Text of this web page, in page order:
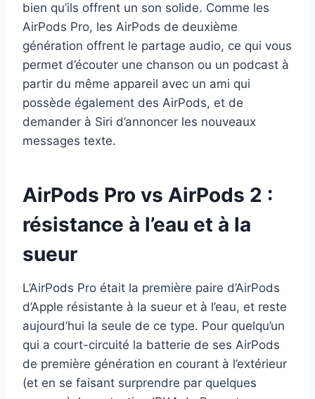
bien qu’ils offrent un son solide. Comme les
AirPods Pro, les AirPods de deuxième
génération offrent le partage audio, ce qui vous
permet d’écouter une chanson ou un podcast à
partir du même appareil avec un ami qui
possède également des AirPods, et de
demander à Siri d’annoncer les nouveaux
messages texte.
AirPods Pro vs AirPods 2 :
résistance à l’eau et à la
sueur
L’AirPods Pro était la première paire d’AirPods
d’Apple résistante à la sueur et à l’eau, et reste
aujourd’hui la seule de ce type. Pour quelqu’un
qui a court-circuité la batterie de ses AirPods
de première génération en courant à l’extérieur
(et en se faisant surprendre par quelques